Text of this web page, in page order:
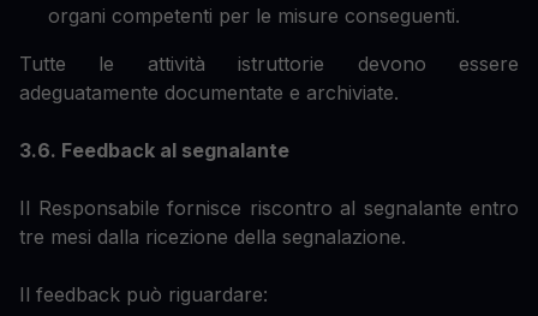
organi competenti per le misure conseguenti.
Tutte le attività istruttorie devono essere
adeguatamente documentate e archiviate.
3.6. Feedback al segnalante
Il Responsabile fornisce riscontro al segnalante entro
tre mesi dalla ricezione della segnalazione.
Il feedback può riguardare: